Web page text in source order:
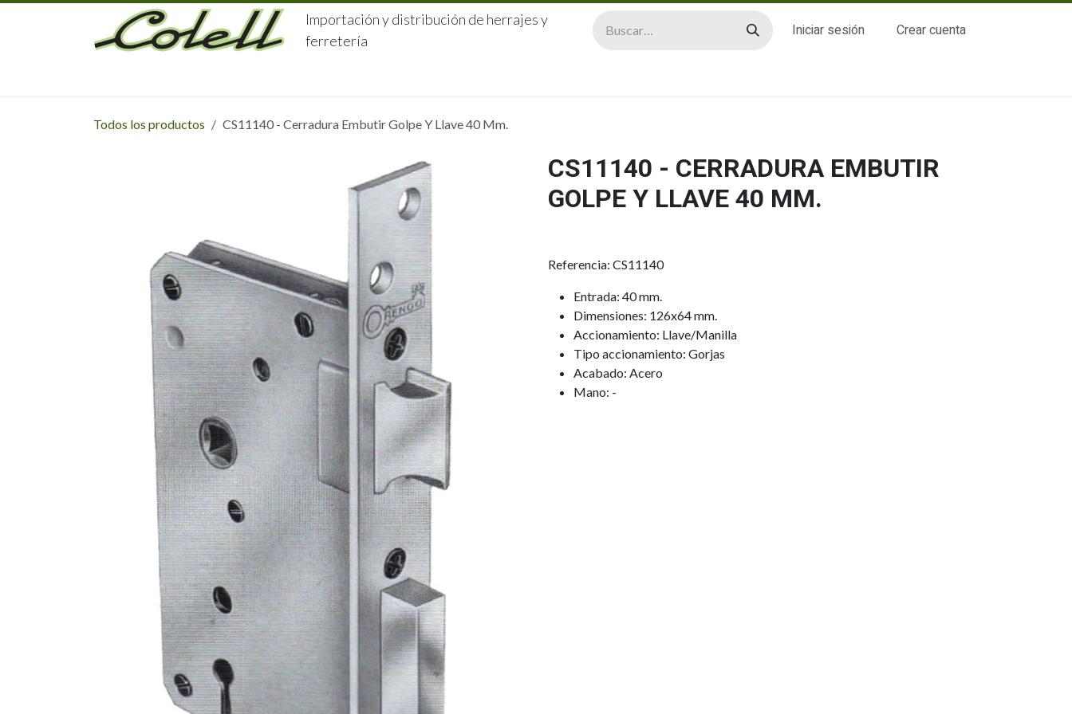
Ir al contenido
Importación y distribución de herrajes y
ferretería
Iniciar sesión Crear cuenta
Todos los productos CS11140 - Cerradura Embutir Golpe Y Llave 40 Mm.
CS11140 - CERRADURA EMBUTIR
GOLPE Y LLAVE 40 MM.
Referencia: CS11140
Entrada: 40 mm.
Dimensiones: 126x64 mm.
Accionamiento: Llave/Manilla
Tipo accionamiento: Gorjas
Acabado: Acero
Mano: -